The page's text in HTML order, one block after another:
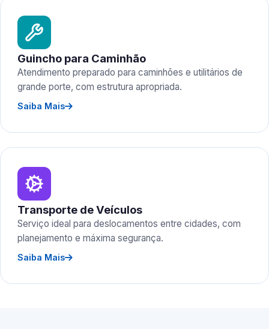
Guincho para Caminhão
Atendimento preparado para caminhões e utilitários de
grande porte, com estrutura apropriada.
Saiba Mais
Transporte de Veículos
Serviço ideal para deslocamentos entre cidades, com
planejamento e máxima segurança.
Saiba Mais